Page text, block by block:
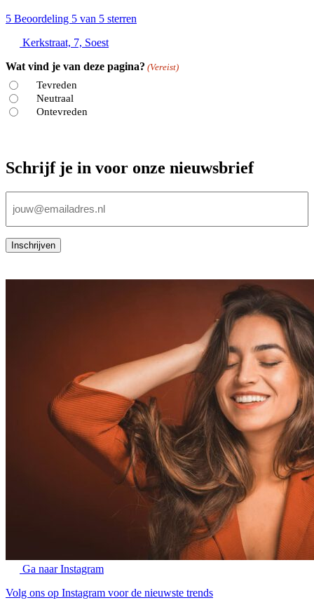
5 Beoordeling 5 van 5 sterren
Kerkstraat, 7, Soest
Wat vind je van deze pagina? (Vereist)
Tevreden
Neutraal
Ontevreden
Schrijf je in voor onze nieuwsbrief
mailadres
Inschrijven
Ga naar Instagram
Volg ons op Instagram voor de nieuwste trends